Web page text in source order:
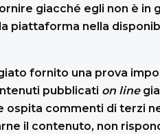
giacché egli non è in
piattaforma nella
fornito una prova
pubblicati on line
ospita commenti di terzi
il contenuto, non